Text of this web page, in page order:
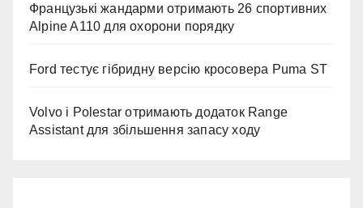
Французькі жандарми отримають 26 спортивних
Alpine A110 для охорони порядку
Ford тестує гібридну версію кросовера Puma ST
Volvo і Polestar отримають додаток Range
Assistant для збільшення запасу ходу